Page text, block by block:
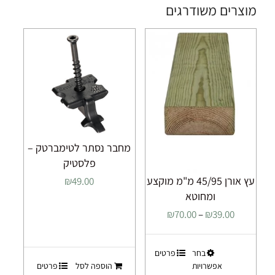
מוצרים משודרגים
עץ אורן 45/95 מ"מ מוקצע
ומחוטא
₪39.00
–
₪70.00
עד
בחר
אפשרויות
למוצר
זה
פרטים
מחבר נסתר לטימברטק –
פלסטיק
₪49.00
הוספה לסל פרטים